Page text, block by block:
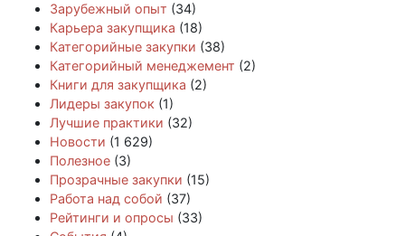
Зарубежный опыт (34)
Карьера закупщика (18)
Категорийные закупки (38)
Категорийный менеджемент (2)
Книги для закупщика (2)
Лидеры закупок (1)
Лучшие практики (32)
Новости (1 629)
Полезное (3)
Прозрачные закупки (15)
Работа над собой (37)
Рейтинги и опросы (33)